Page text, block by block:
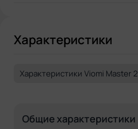
Характеристики
Характеристики Viomi Master 2
Общие характеристики